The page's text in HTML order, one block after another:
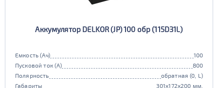
Аккумулятор DELKOR (JP) 100 обр (115D31L)
Емкость (Ач)
100
Пусковой ток (А)
800
Полярность
обратная (0, L)
Габариты
301x172x200 мм.